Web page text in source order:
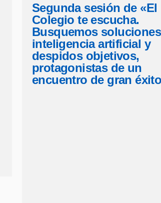
Segunda sesión de «El
Colegio te escucha.
Busquemos
inteligencia artificial y
despidos objetivos,
protagonistas de un
encuentro de gran éxito